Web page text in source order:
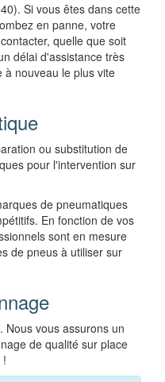
Si vous êtes dans cette
en panne, votre
quelle que soit
délai d'assistance très
à nouveau le plus vite
ou substitution de
pour l'intervention sur
de pneumatiques
En fonction de vos
sont en mesure
de pneus à utiliser sur
Nous vous assurons un
de qualité sur place
!